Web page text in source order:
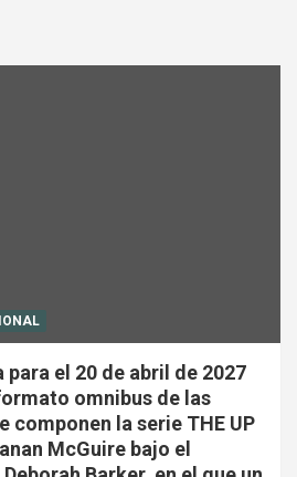
para el 20 de abril de 2027
omnibus de las
componen la serie THE UP
McGuire bajo el